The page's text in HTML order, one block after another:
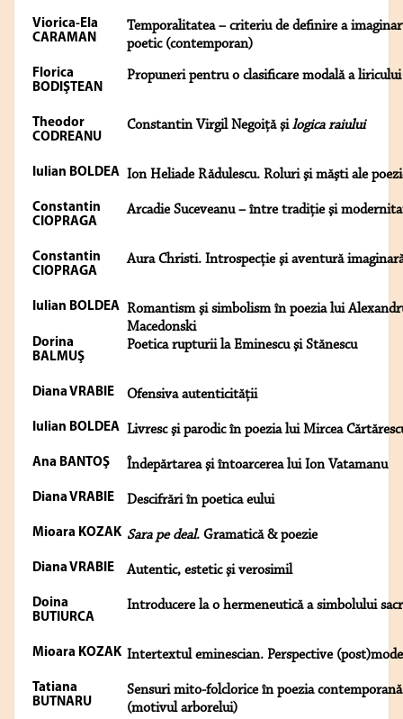
Viorica-Ela
CARAMAN
Temporalitatea – criteriu de definire a
poetic (contemporan)
Florica
BODIŞTEAN
Propuneri pentru o clasificare modală a liricului
Theodor
CODREANU
Constantin Virgil Negoiţă şilogica raiului
Iulian BOLDEA Ion Heliade Rădulescu. Roluri şi măşti ale
Constantin
CIOPRAGA
Arcadie Suceveanu – între tradiţie şi
Constantin
CIOPRAGA
Aura Christi. Introspecţie şi aventură
Iulian BOLDEA Romantism şi simbolism în poezia lui
Macedonski
Dorina
BALMUŞ
Poetica rupturii la Eminescu şi Stănescu
Diana VRABIE Ofensiva autenticităţii
Iulian BOLDEA Livresc şi parodic în poezia lui Mircea
Ana BANTOŞ Îndepărtarea şi întoarcerea lui Ion Vatamanu
Diana VRABIE Descifrări în poetica eului
Mioara KOZAK Sara pe deal. Gramatică & poezie
Diana VRABIE Autentic, estetic şi verosimil
Doina
BUTIURCA
Introducere la o hermeneutică a simbolului
Mioara KOZAK Intertextul eminescian. Perspective
Tatiana
BUTNARU
Sensuri mito-folclorice în poezia contemporană
(motivul arborelui)